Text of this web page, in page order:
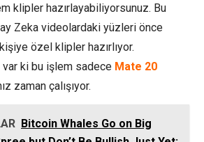
klipler hazırlayabiliyorsunuz. Bu
Zeka videolardaki yüzleri önce
özel klipler hazırlıyor.
var ki bu işlem sadece Mate 20
zaman çalışıyor.
Bitcoin Whales Go on Big